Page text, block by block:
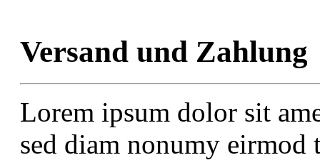
Versand und Zahlung
Lorem ipsum dolor sit
sed diam nonumy